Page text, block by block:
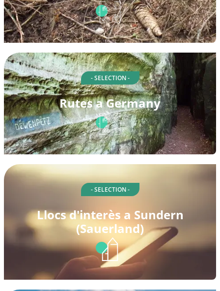
- SELECTION -
Rutes a Germany
- SELECTION -
Llocs d'interès a Sundern
(Sauerland)